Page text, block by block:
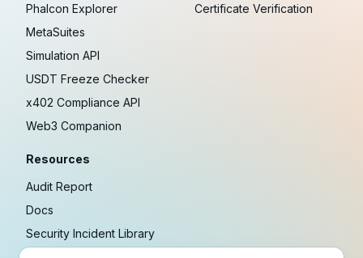
Phalcon Explorer
MetaSuites
Simulation API
USDT Freeze Checker
x402 Compliance API
Web3 Companion
Resources
Audit Report
Docs
Security Incident Library
Certificate Verification